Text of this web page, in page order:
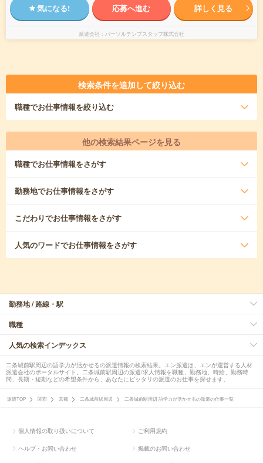
気になる! 応募へ進む 詳しく見る
派遣会社 パーソルテンプスタッフ株式会社
検索条件を追加して絞り込む
職種でお仕事情報を絞り込む
他の検索結果ページを見る
職種でお仕事情報をさがす
勤務地でお仕事情報をさがす
こだわりでお仕事情報をさがす
人気のワードでお仕事情報をさがす
勤務地 / 路線・駅
職種
人気の検索インデックス
二条城前駅周辺の語学力が活かせるの派遣情報の検索結果。エン派遣は、エンが運営する人材
派遣会社のポータルサイト。二条城前駅周辺の派遣/求人情報を職種、勤務地、時給、勤務時
間、長期・短期などの希望条件から、あなたにピッタリの派遣のお仕事を探せます。
派遣TOP 関西 京都 二条城前駅周辺 二条城前駅周辺 語学力が活かせるの派遣の仕事一覧
個人情報の取り扱いについて ご利用規約
ヘルプ・お問い合わせ 掲載のお問い合わせ